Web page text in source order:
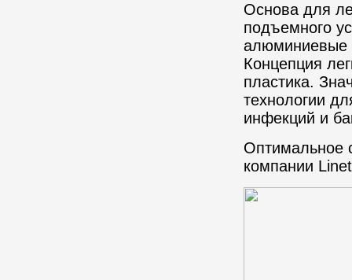
Основа для
подъемного
алюминиевые
Концепция
пластика.
технологии
инфекций и
Оптимальное
компании